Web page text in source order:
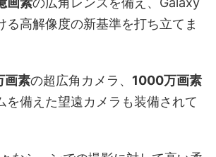
る高解像度の新基準を打ち立てま
画素の超広角カメラ、 1000万画素
を備えた望遠カメラも装備されて